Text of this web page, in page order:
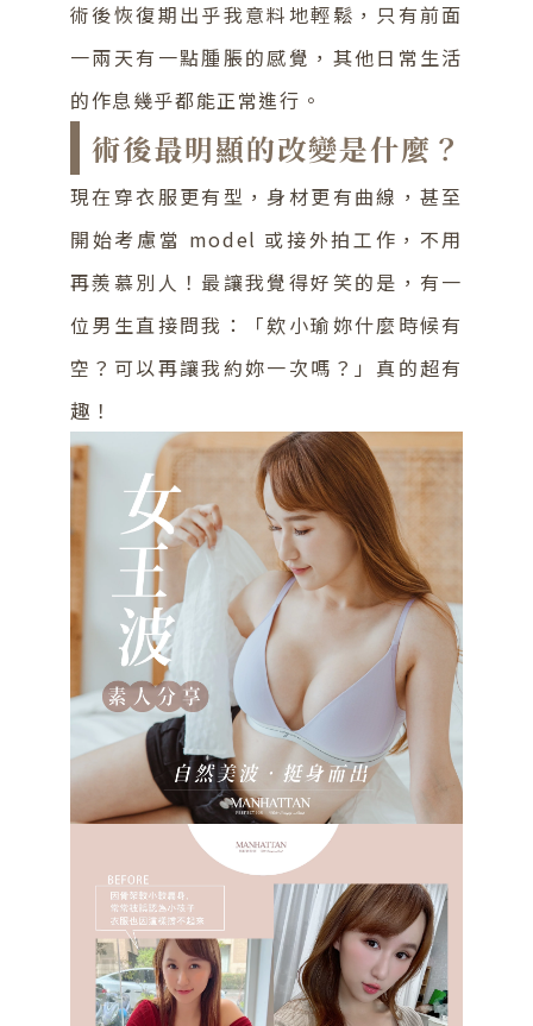
術後恢復期出乎我意料地輕鬆，只有前面
一兩天有一點腫脹的感覺，其他日常生活
的作息幾乎都能正常進行。
術後最明顯的改變是什麼？
現在穿衣服更有型，身材更有曲線，甚至
開始考慮當 model 或接外拍工作，不用
再羨慕別人！最讓我覺得好笑的是，有一
位男生直接問我：「欸小瑜妳什麼時候有
空？可以再讓我約妳一次嗎？」真的超有
趣！